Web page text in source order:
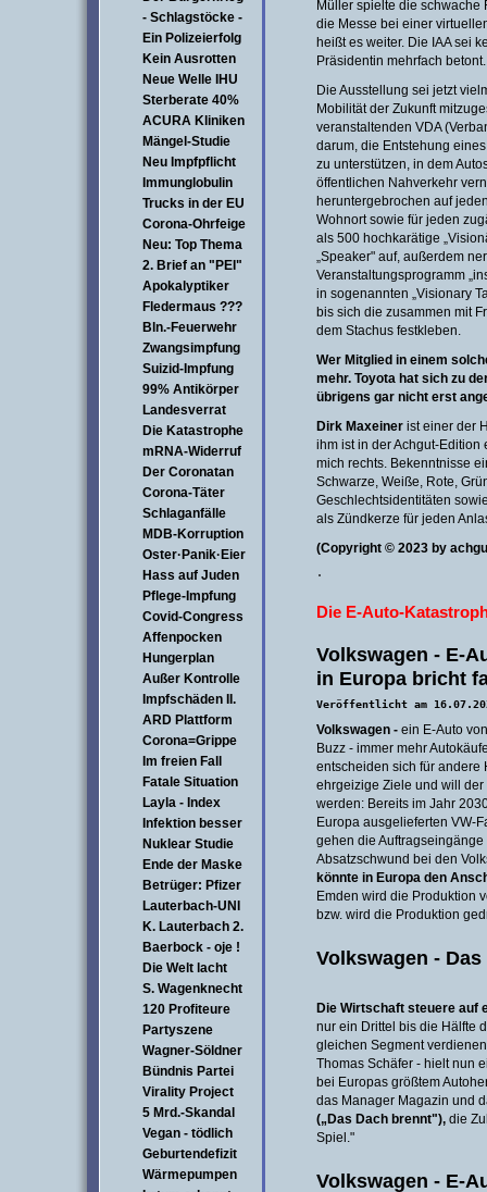
- Schlagstöcke -
Ein Polizeierfolg
Kein Ausrotten
Neue Welle IHU
Sterberate 40%
ACURA Kliniken
Mängel-Studie
Neu Impfpflicht
Immunglobulin
Trucks in der EU
Corona-Ohrfeige
Neu: Top Thema
2. Brief an "PEI"
Apokalyptiker
Fledermaus ???
Bln.-Feuerwehr
Zwangsimpfung
Suizid-Impfung
99% Antikörper
Landesverrat
Die Katastrophe
mRNA-Widerruf
Der Coronatan
Corona-Täter
Schlaganfälle
MDB-Korruption
Oster·Panik·Eier
Hass auf Juden
Pflege-Impfung
Covid-Congress
Affenpocken
Hungerplan
Außer Kontrolle
Impfschäden II.
ARD Plattform
Corona=Grippe
Im freien Fall
Fatale Situation
Layla - Index
Infektion besser
Nuklear Studie
Ende der Maske
Betrüger: Pfizer
Lauterbach-UNI
K. Lauterbach 2.
Baerbock - oje !
Die Welt lacht
S. Wagenknecht
120 Profiteure
Partyszene
Wagner-Söldner
Bündnis Partei
Virality Project
5 Mrd.-Skandal
Vegan - tödlich
Geburtendefizit
Wärmepumpen
Müller spielte die schwache
die Messe bei einer
heißt es weiter. Die IAA sei
Präsidentin mehrfach betont.
Die Ausstellung sei jetzt
Mobilität der Zukunft
veranstaltenden VDA
darum, die Entstehung
zu unterstützen, in dem
öffentlichen Nahverkehr
heruntergebrochen auf
Wohnort sowie für jeden
als 500 hochkarätige
„Speaker" auf, außerdem
Veranstaltungsprogramm
in sogenannten „Visionary
bis sich die zusammen mit
dem Stachus festkleben.
Wer Mitglied in einem
mehr. Toyota hat sich zu
übrigens gar nicht erst
Dirk Maxeiner ist einer der
ihm ist in der Achgut-Edition
mich rechts. Bekenntnisse
Schwarze, Weiße, Rote,
Geschlechtsidentitäten
als Zündkerze für jeden
(Copyright © 2023 by
·
Die E-Auto-
Volkswagen - E-
in Europa bricht
Veröffentlicht am
Volkswagen - ein E-Auto
Buzz - immer mehr
entscheiden sich für andere
ehrgeizige Ziele und will
werden: Bereits im Jahr
Europa ausgelieferten VW-
gehen die
Absatzschwund bei den
könnte in Europa den
Emden wird die Produktion
bzw. wird die Produktion
Volkswagen -
Die Wirtschaft steuere auf
nur ein Drittel bis die Hälfte
gleichen Segment
Thomas Schäfer - hielt nun
bei Europas größtem
das Manager Magazin und
(„Das Dach brennt"), die
Spiel."
Volkswagen - E-